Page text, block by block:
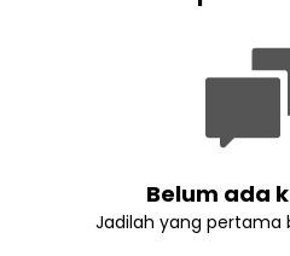
Belum ada
Jadilah yang pertama